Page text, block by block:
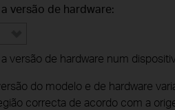
versão de hardware:
versão de hardware num
do modelo e de hardware
correcta de acordo com a